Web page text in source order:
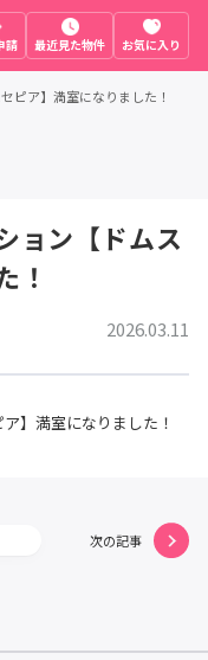
請 最近見た物件 お気に入り
ピア】満室になりました！
ョン【ドムス
！
2026.03.11
】満室になりました！
次の記事